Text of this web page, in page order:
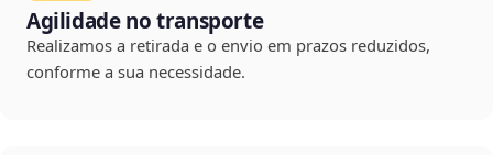
Agilidade no transporte
Realizamos a retirada e o envio em prazos reduzidos,
conforme a sua necessidade.